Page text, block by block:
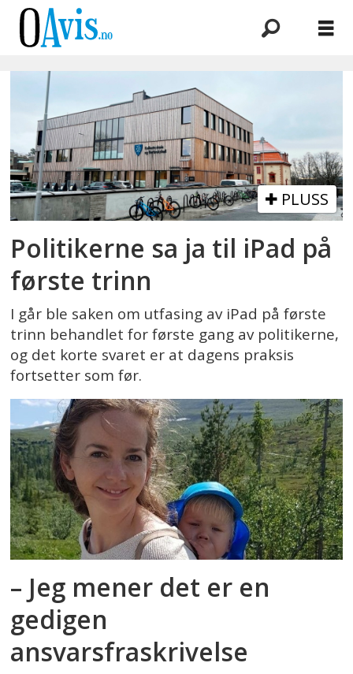
Emne:
ipad
PLUSS
Politikerne sa ja til iPad på
første trinn
I går ble saken om utfasing av iPad på første
trinn behandlet for første gang av politikerne,
og det korte svaret er at dagens praksis
fortsetter som før.
– Jeg mener det er en
gedigen
ansvarsfraskrivelse